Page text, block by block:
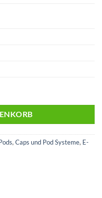
, Caps und Pod Systeme, E-